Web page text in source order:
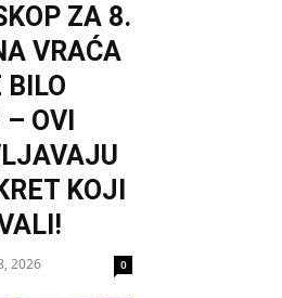
ZA 8.
VRAĆA
BILO
OVI
KOJI
2026 0